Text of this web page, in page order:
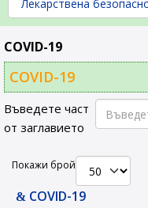
COVID-19
COVID-19
Въведете част
от заглавието
Покажи брой
COVID-19